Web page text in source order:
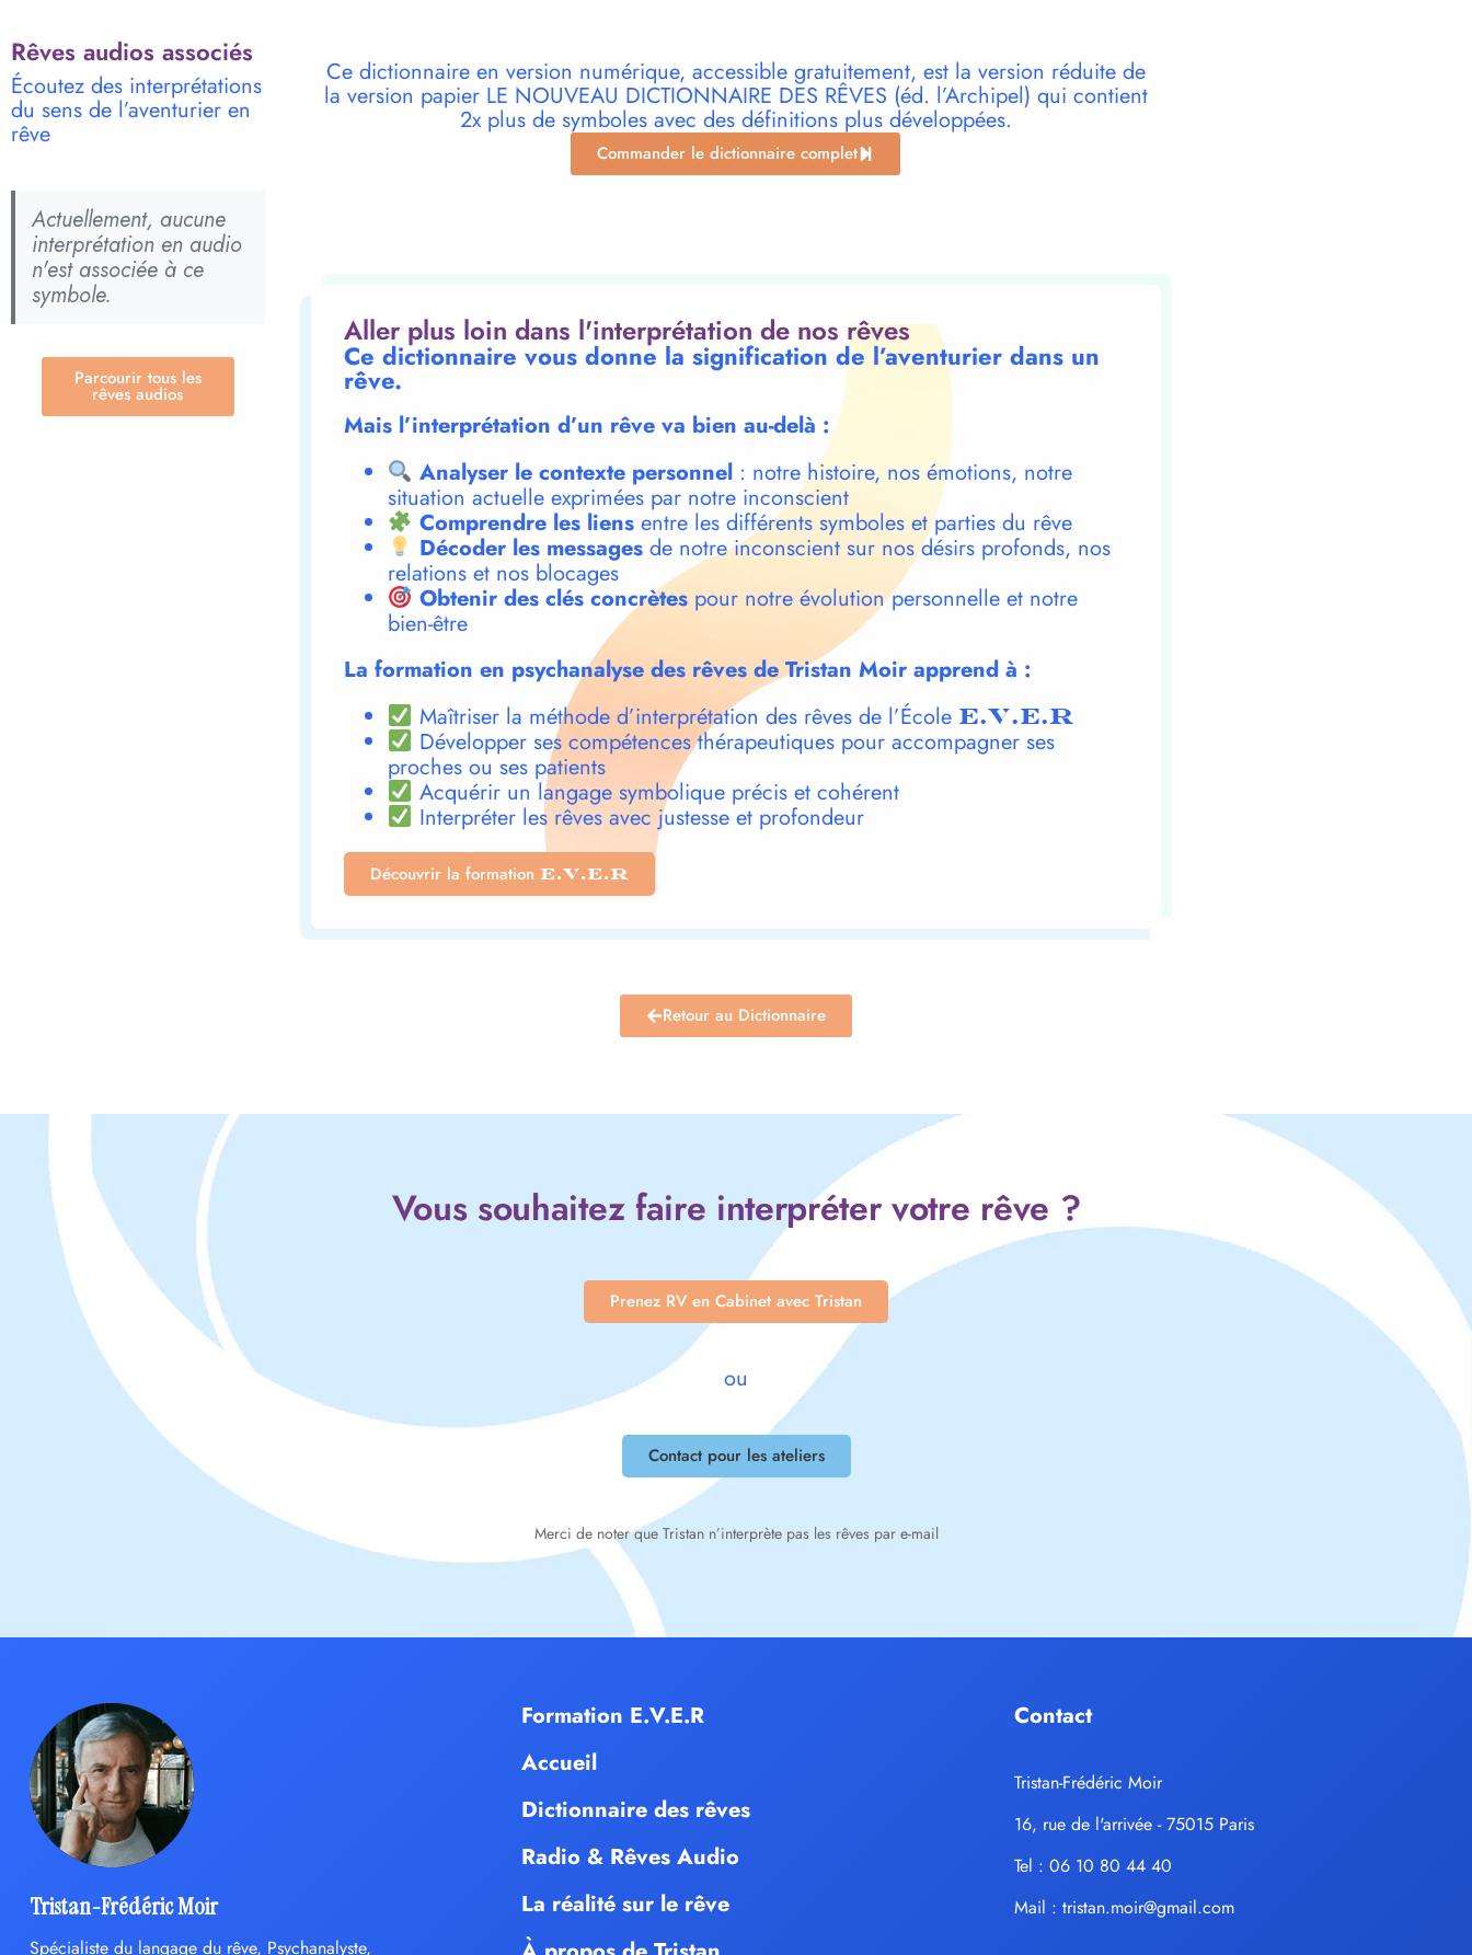
Rêves audios associés
Écoutez des interprétations
du sens de l’aventurier en
rêve
Actuellement, aucune
interprétation en audio
n'est associée à ce
symbole.
Parcourir tous les
rêves audios
Ce dictionnaire en version numérique, accessible gratuitement, est la version réduite de
la version papier LE NOUVEAU DICTIONNAIRE DES RÊVES (éd. l’Archipel) qui contient
2x plus de symboles avec des définitions plus développées.
Commander le dictionnaire complet
Aller plus loin dans l'interprétation de nos rêves
Ce dictionnaire vous donne la signification de l’aventurier dans un
rêve.
Mais l’interprétation d’un rêve va bien au-delà :
Analyser le contexte personnel: notre histoire, nos émotions, notre
situation actuelle exprimées par notre inconscient
Comprendre les liensentre les différents symboles et parties du rêve
Décoder les messagesde notre inconscient sur nos désirs profonds, nos
relations et nos blocages
Obtenir des clés concrètespour notre évolution personnelle et notre
bien-être
La formation en psychanalyse des rêves de Tristan Moir apprend à :
Maîtriser la méthode d’interprétation des rêves de l’École E.V.E.R
Développer ses compétences thérapeutiques pour accompagner ses
proches ou ses patients
Acquérir un langage symbolique précis et cohérent
Interpréter les rêves avec justesse et profondeur
Découvrir la formation E.V.E.R
Retour au Dictionnaire
Vous souhaitez faire interpréter votre rêve ?
Prenez RV en Cabinet avec Tristan
ou
Contact pour les ateliers
Merci de noter que Tristan n’interprète pas les rêves par e-mail
Tristan-Frédéric Moir
Spécialiste du langage du rêve, Psychanalyste,
Formation E.V.E.R
Accueil
Dictionnaire des rêves
Radio & Rêves Audio
La réalité sur le rêve
Contact
Tristan-Frédéric Moir
16, rue de l'arrivée - 75015 Paris
Tel : 06 10 80 44 40
Mail :tristan.moir@gmail.com